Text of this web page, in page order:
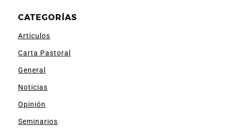
CATEGORÍAS
Artículos
Carta Pastoral
General
Noticias
Opinión
Seminarios